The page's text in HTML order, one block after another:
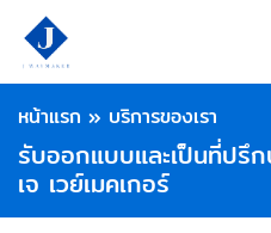
หน้าแรก » บริการของเรา
รับออกแบบและเป็นที่ปรึ
เจ เวย์เมคเกอร์